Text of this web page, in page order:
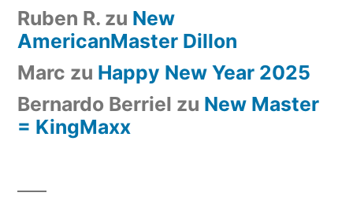
Ruben R. zu New
AmericanMaster Dillon
Marc zu Happy New Year 2025
Bernardo Berriel zu New Master
= KingMaxx